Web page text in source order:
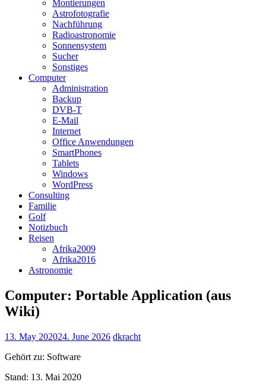
Montierungen
Astrofotografie
Nachführung
Radioastronomie
Sonnensystem
Sucher
Sonstiges
Computer
Administration
Backup
DVB-T
E-Mail
Internet
Office Anwendungen
SmartPhones
Tablets
Windows
WordPress
Consulting
Familie
Golf
Notizbuch
Reisen
Afrika2009
Afrika2016
Astronomie
Computer: Portable Application (aus
Wiki)
13. May 202024. June 2026 dkracht
Gehört zu: Software
Stand: 13. Mai 2020